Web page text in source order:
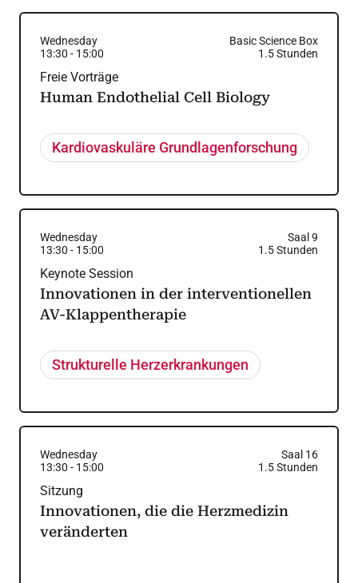
Wednesday
Basic Science Box
13:30 - 15:00 1.5Stunden
Freie Vorträge
Human Endothelial Cell Biology
Kardiovaskuläre Grundlagenforschung
Wednesday
Saal 9
13:30 - 15:00 1.5Stunden
Keynote Session
Innovationen in der interventionellen
AV-Klappentherapie
Strukturelle Herzerkrankungen
Wednesday
Saal 16
13:30 - 15:00 1.5Stunden
Sitzung
Innovationen, die die Herzmedizin
veränderten